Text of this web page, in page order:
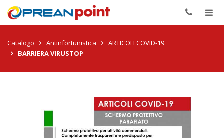
Catalogo
Antinfortunistica
ARTICOLI COVID-19
BARRIERA VIRUSTOP